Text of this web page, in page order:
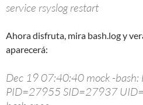
service rsyslog restart
Ahora disfruta, mira bash.log y
aparecerá:
Dec 19 07:40:40 mock -bash:
PID=27955 SID=27937